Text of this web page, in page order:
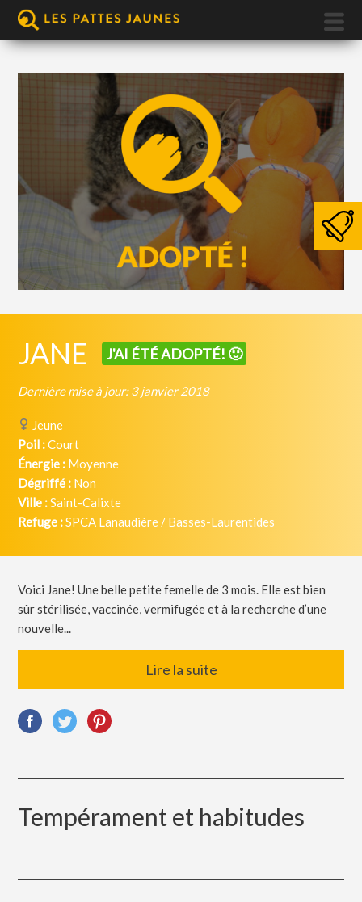
JANE J'AI ÉTÉ ADOPTÉ! 🙂
Dernière mise à jour: 3 janvier 2018
Jeune
Poil :Court
Énergie : Moyenne
Dégriffé : Non
Ville :Saint-Calixte
Refuge :SPCA Lanaudière / Basses-Laurentides
Voici Jane! Une belle petite femelle de 3 mois. Elle est bien
sûr stérilisée, vaccinée, vermifugée et à la recherche d’une
nouvelle...
Lire la suite
Tempérament et habitudes